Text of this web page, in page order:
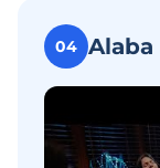
04 Alaba